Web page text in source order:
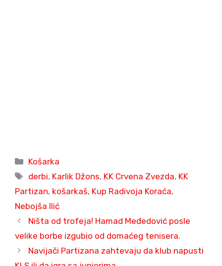
Categories
Košarka
Tags
derbi, Karlik Džons, KK Crvena Zvezda, KK
Partizan, košarkaš, Kup Radivoja Koraća,
Nebojša Ilić
Ništa od trofeja! Hamad Međedović posle
velike borbe izgubio od domaćeg tenisera.
Navijači Partizana zahtevaju da klub napusti